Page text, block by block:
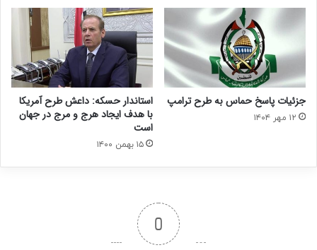
جزئیات پاسخ حماس به طرح ترامپ
۱۲ مهر ۱۴۰۴
استاندار حسکه: داعش طرح آمریکا
با هدف ایجاد هرج و مرج در جهان
است
۱۵ بهمن ۱۴۰۰
0